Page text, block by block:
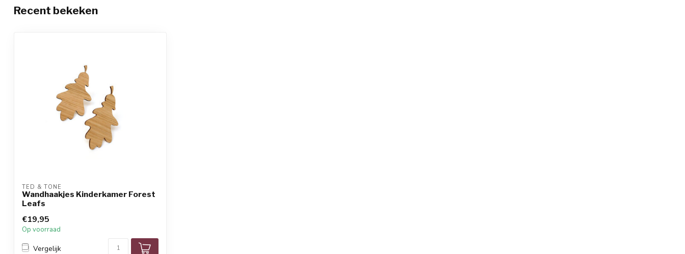
Recent bekeken
TED & TONE
Wandhaakjes Kinderkamer Forest
Leafs
€19,95
Op voorraad
Vergelijk